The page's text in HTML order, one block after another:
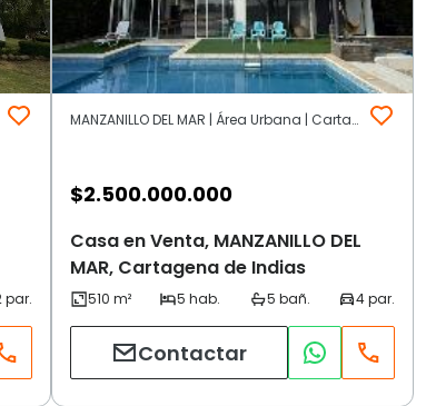
MANZANILLO DEL MAR | Área Urbana | Cartagena de Indias
$2.500.000.000
Casa en Venta, MANZANILLO DEL
MAR, Cartagena de Indias
Contactar